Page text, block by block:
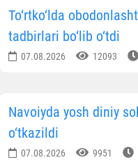
To‘rtko‘lda
tadbirlari bo‘lib o‘tdi
07.08.2026 12093
Navoiyda yosh diniy
o‘tkazildi
07.08.2026 9951